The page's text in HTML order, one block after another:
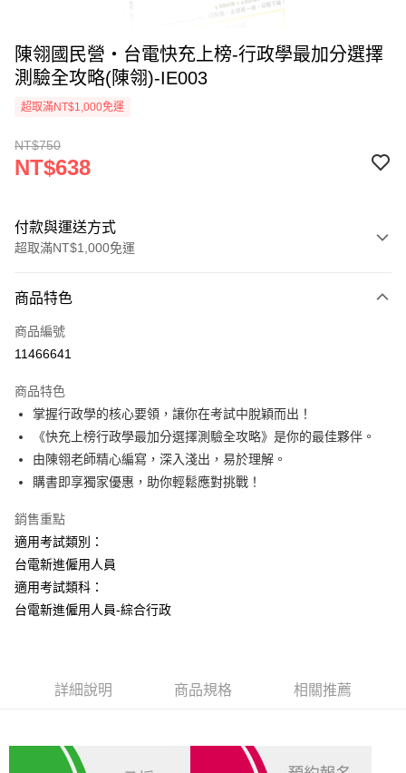
陳翎國民營‧台電快充上榜-行政學最加分選擇
測驗全攻略(陳翎)-IE003
超取滿NT$1,000免運
NT$750
NT$638
付款與運送方式
超取滿NT$1,000免運
信用卡一次付款
超商取貨付款
Apple Pay
悠遊付
Google Pay
ATM付款
全家取貨付款
每筆NT$100，滿NT$1,000(含以上)免運費
7-11取貨付款
付款後7-11取貨.
商品特色
商品編號
11466641
商品特色
掌握行政學的核心要領，讓你在考試中脫穎而出！
《快充上榜行政學最加分選擇測驗全攻略》是你的最佳夥伴。
由陳翎老師精心編寫，深入淺出，易於理解。
購書即享獨家優惠，助你輕鬆應對挑戰！
銷售重點
適用考試類別：
台電新進僱用人員
適用考試類科：
台電新進僱用人員-綜合行政
詳細說明 商品規格 相關推薦